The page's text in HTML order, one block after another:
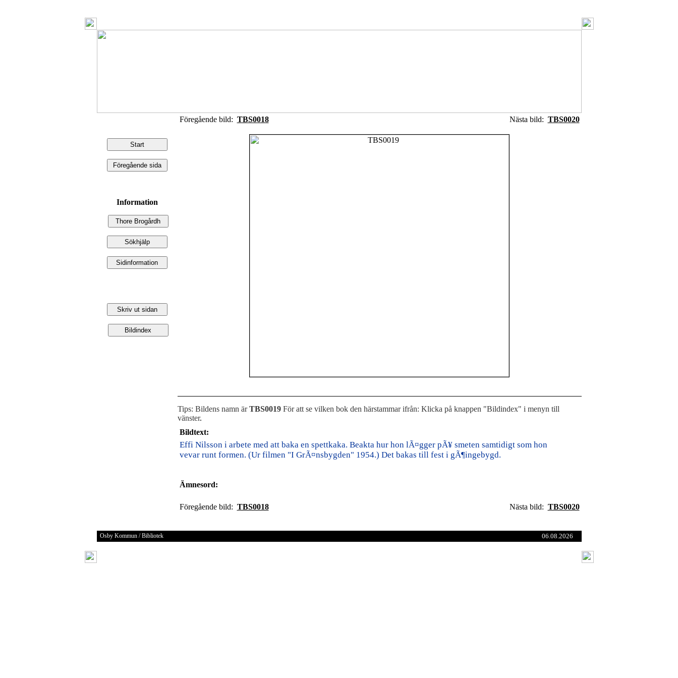
Information
Föregående bild: TBS0018 Nästa bild: TBS0020
Tips: Bildens namn ärTBS0019För att se vilken bok den härstammar ifrån: Klicka på knappen "Bildindex" i menyn till
vänster.
Bildtext:
Effi Nilsson i arbete med att baka en spettkaka. Beakta hur hon lÃ¤gger pÃ¥ smeten samtidigt som hon
vevar runt formen. (Ur filmen "I GrÃ¤nsbygden" 1954.) Det bakas till fest i gÃ¶ingebygd.
Ämnesord:
Föregående bild: TBS0018 Nästa bild: TBS0020
Osby Kommun / Bibliotek 06.08.2026